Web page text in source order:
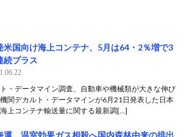
米国向け海上コンテナ、5月は64・2％増で3
続プラス
・データマイン調査、自動車や機械類が大きな伸び
関デカルト・データマインが6月21日発表した日本
上コンテナ輸送量に関する最新調[…]